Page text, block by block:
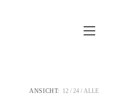
Hauptmenü
ANSICHT: 12 24 ALLE